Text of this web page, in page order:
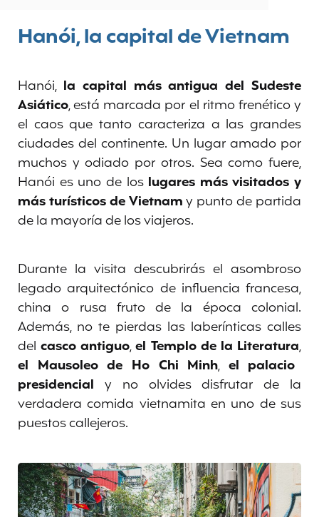
Hanói, la capital de Vietnam
Hanói, la capital más antigua del Sudeste
Asiático, está marcada por el ritmo frenético y
el caos que tanto caracteriza a las grandes
ciudades del continente. Un lugar amado por
muchos y odiado por otros. Sea como fuere,
Hanói es uno de los lugares más visitados y
más turísticos de Vietnamy punto de partida
de la mayoría de los viajeros.
Durante la visita descubrirás el asombroso
legado arquitectónico de influencia francesa,
china o rusa fruto de la época colonial.
Además, no te pierdas las laberínticas calles
del casco antiguo,el Templo de la Literatura,
el Mausoleo de Ho Chi Minh, el palacio
presidencial y no olvides disfrutar de la
verdadera comida vietnamita en uno de sus
puestos callejeros.